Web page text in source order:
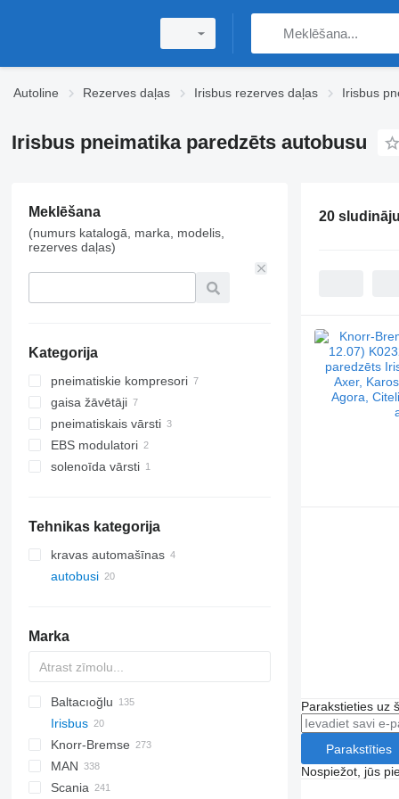
Autoline Rezerves daļas Irisbus rezerves daļas Irisbus
Irisbus pneimatika paredzēts autobusu
Meklēšana
(numurs katalogā, marka, modelis,
rezerves daļas)
Kategorija
pneimatiskie kompresori
gaisa žāvētāji
pneimatiskais vārsti
EBS modulatori
solenoīda vārsti
Tehnikas kategorija
kravas automašīnas
autobusi
Marka
Baltacıoğlu
Futura
SB
Crossway
Eurorider
Irisbus
Axer
Citelis
Crossway
Knorr-Bremse
MAN
A-series
Actros
Cityliner
Scania
20
Parakstieties uz
Parakstīties
Nospiežot, jūs